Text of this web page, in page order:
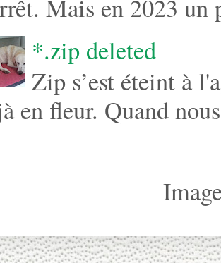
Mais en 2023 un
*.zip deleted
Zip s’est éteint à
en fleur. Quand